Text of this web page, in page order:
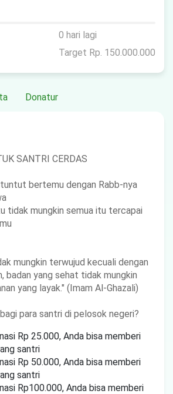
0 hari lagi
Target Rp. 150.000.000
Donatur
SANTRI CERDAS
bertemu dengan Rabb-nya
tidak mungkin semua itu tercapai
mungkin terwujud kecuali dengan
badan yang sehat tidak mungkin
yang layak." (Imam Al-Ghazali)
para santri di pelosok negeri?
Rp 25.000, Anda bisa memberi
santri
Rp 50.000, Anda bisa memberi
santri
Rp100.000, Anda bisa memberi